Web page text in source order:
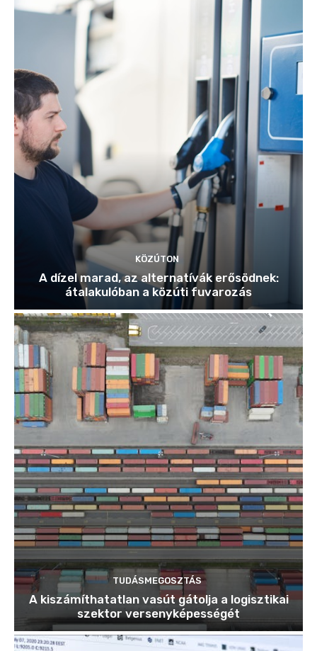
KÖZÚTON
A dízel marad, az alternatívák erősödnek:
átalakulóban a közúti fuvarozás
TUDÁSMEGOSZTÁS
A kiszámíthatatlan vasút gátolja a logisztikai
szektor versenyképességét